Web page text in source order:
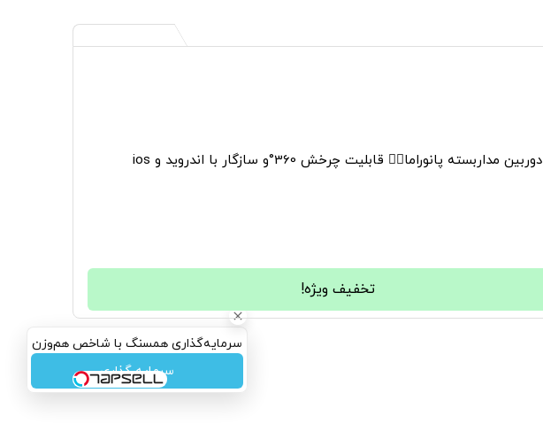
سرمایه‌گذاری همسنگ با شاخص هم‌وزن
سرمایه گذاری
دوربین مداربسته پانوراما👈🏻 قابلیت چرخش 360°و سازگار با اندروید و ios
تخفیف ویژه!